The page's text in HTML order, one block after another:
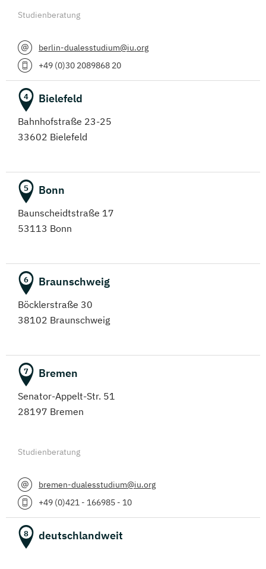
Studienberatung
berlin-dualesstudium@iu.org
+49 (0)30 2089868 20
4 Bielefeld
Bahnhofstraße 23-25
33602 Bielefeld
5 Bonn
Baunscheidtstraße 17
53113 Bonn
6 Braunschweig
Böcklerstraße 30
38102 Braunschweig
7 Bremen
Senator-Appelt-Str. 51
28197 Bremen
Studienberatung
bremen-dualesstudium@iu.org
+49 (0)421 - 166985 - 10
8 deutschlandweit